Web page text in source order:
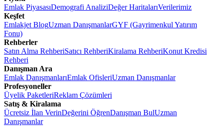
Emlak PiyasasıDemografi AnaliziDeğer HaritalarıVerilerimiz
Keşfet
Emlakjet BlogUzman DanışmanlarGYF (Gayrimenkul Yatırım
Fonu)
Rehberler
Satın Alma RehberiSatıcı RehberiKiralama RehberiKonut Kredisi
Rehberi
Danışman Ara
Emlak DanışmanlarıEmlak OfisleriUzman Danışmanlar
Profesyoneller
Üyelik PaketleriReklam Çözümleri
Satış & Kiralama
Ücretsiz İlan VerinDeğerini ÖğrenDanışman BulUzman
Danışmanlar